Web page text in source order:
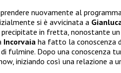
nuovamente al
si è avvicinata a
in fretta, nonostante
Incorvaia ha fatto la conoscenza
fulmine. Dopo una conoscenza
iniziando così una relazione a